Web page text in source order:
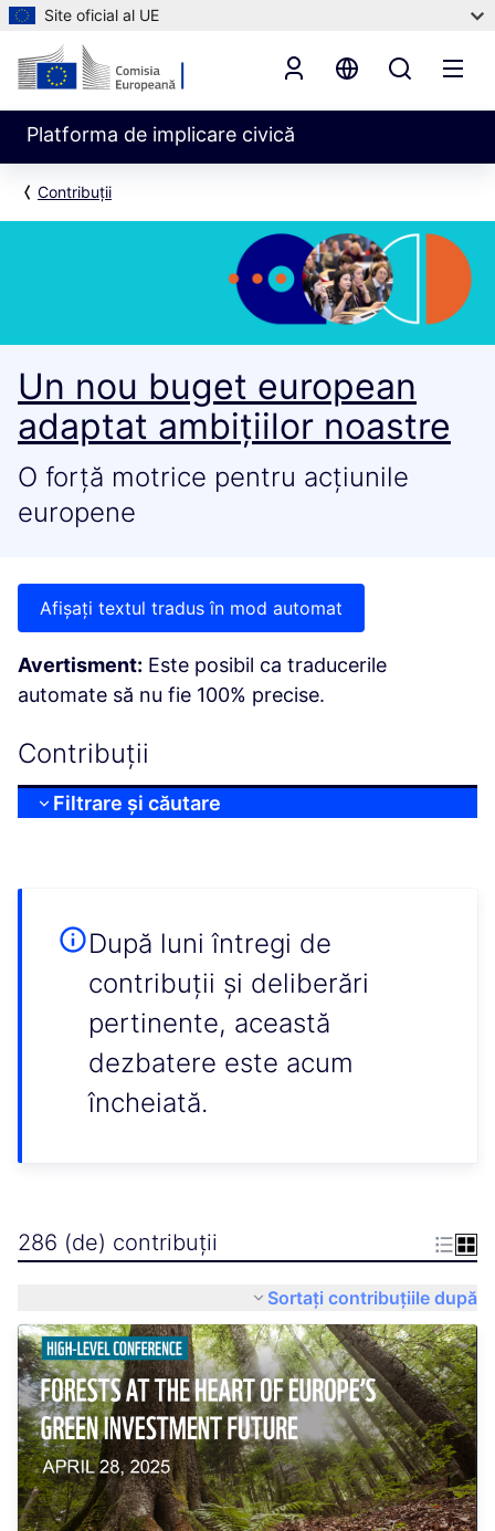
Site oficial al UE
Platforma de implicare civică
Contribuții
Un nou buget european
adaptat ambițiilor noastre
O forță motrice pentru acțiunile
europene
Afișați textul tradus în mod automat
Avertisment: Este posibil ca traducerile
automate să nu fie 100% precise.
Contribuții
Filtrare și căutare
După luni întregi de
contribuții și deliberări
pertinente, această
dezbatere este acum
încheiată.
286 (de) contribuții
Sortați contribuțiile după